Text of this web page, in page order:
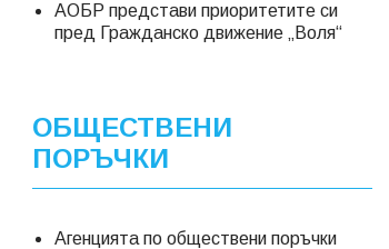
АОБР представи приоритетите си
пред Гражданско движение „Воля“
ОБЩЕСТВЕНИ
ПОРЪЧКИ
Агенцията по обществени поръчки